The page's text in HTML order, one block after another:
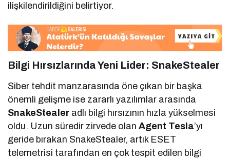
ilişkilendirildiğini belirtiyor.
Bilgi Hırsızlarında Yeni Lider: SnakeStealer
Siber tehdit manzarasında öne çıkan bir başka
önemli gelişme ise zararlı yazılımlar arasında
SnakeStealer adlı bilgi hırsızının hızla yükselmesi
oldu. Uzun süredir zirvede olanAgent Tesla’yı
geride bırakan SnakeStealer, artık ESET
telemetrisi tarafından en çok tespit edilen bilgi